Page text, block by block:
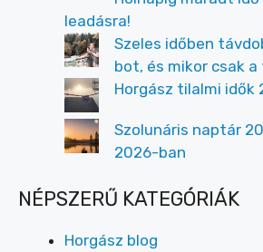
leadásra!
Szeles időben
bot, és mikor csak
Horgász tilalmi idők
Szolunáris naptár
2026-ban
NÉPSZERŰ KATEGÓRIÁK
Horgász blog